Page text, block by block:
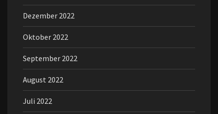
Dezember 2022
Oktober 2022
September 2022
August 2022
Juli 2022